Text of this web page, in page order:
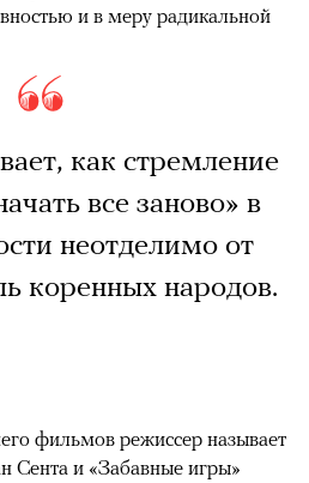
и в меру радикальной
как стремление
все заново» в
неотделимо от
коренных народов.
фильмов режиссер называет
Сента и «Забавные игры»